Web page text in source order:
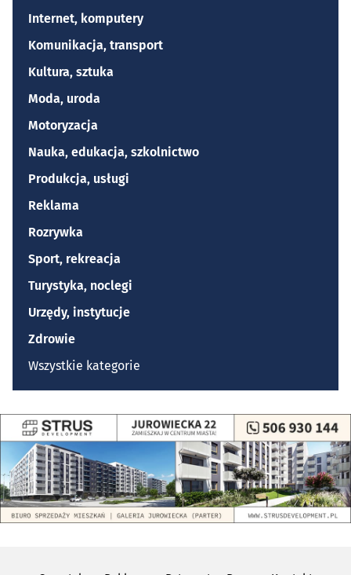
Internet, komputery
Komunikacja, transport
Kultura, sztuka
Moda, uroda
Motoryzacja
Nauka, edukacja, szkolnictwo
Produkcja, usługi
Reklama
Rozrywka
Sport, rekreacja
Turystyka, noclegi
Urzędy, instytucje
Zdrowie
Wszystkie kategorie